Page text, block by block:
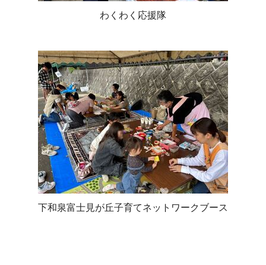
わくわく応援隊
下和泉富士見が丘子育てネットワークブース